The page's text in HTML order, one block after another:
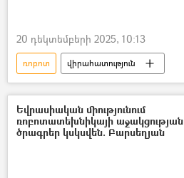
20 դեկտեմբերի 2025, 10:13
ռոբոտ
վիրահատություն
Արմեն Մուրադյան
բժիշկ
Մհեր Մխիթարյան
Եվրասիական միությունում
ռոբոտատեխնիկայի աջակցության
ծրագրեր կսկսվեն. Բարսեղյան